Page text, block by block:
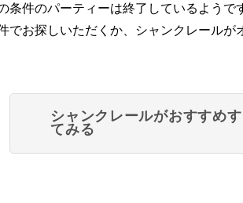
条件のパーティーは終了しているようで
でお探しいただくか、シャンクレール
シャンクレールがおすすめ
てみる